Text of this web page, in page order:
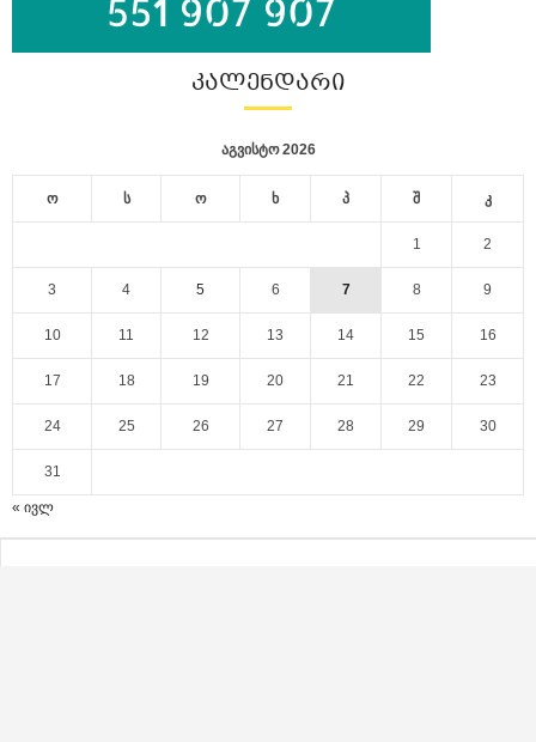
ᲙᲐᲚᲔᲜᲓᲐᲠᲘ
აგვისტო 2026
ო ს ო ხ პ შ კ
1 2
3 4 5 6 7 8 9
10 11 12 13 14 15 16
17 18 19 20 21 22 23
24 25 26 27 28 29 30
31
« ივლ